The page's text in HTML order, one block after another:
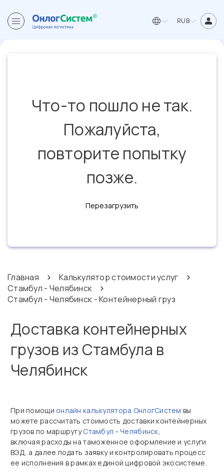
RUB
Что-то пошло не так.
Пожалуйста,
повторите попытку
позже.
Перезагрузить
Главная
Калькулятор стоимости услуг
Стамбул - Челябинск
Стамбул - Челябинск - Контейнерный груз
Доставка контейнерных
грузов из Стамбула в
Челябинск
При помощи онлайн калькулятора ОнлогСистем вы
можете рассчитать стоимость доставки контейнерных
грузов по маршрутуСтамбул -Челябинск,
включая расходы на таможенное оформление и услуги
ВЭД, а далее подать заявку и контролировать процесс
ее исполнения в рамках единой цифровой экосистеме.